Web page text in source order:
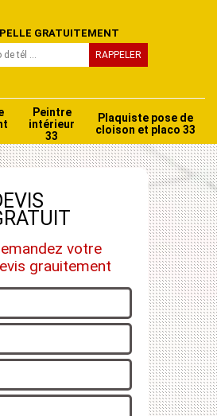
GRATUITEMENT
Peintre
intérieur
33
Plaquiste pose de
cloison et placo 33
votre
grauitement